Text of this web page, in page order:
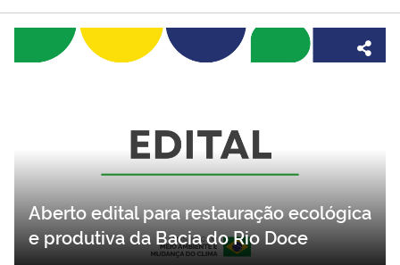
Aberto edital para restauração ecológica
e produtiva da Bacia do Rio Doce